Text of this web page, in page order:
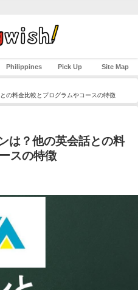
Philippines Pick Up Site Map
の料金比較とプログラムやコースの特徴
は？他の英会話との料
スの特徴